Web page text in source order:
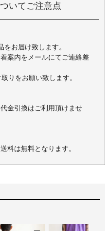
いてご注意点
お届け致します。
案内をメールにてご連絡差
りをお願い致します。
金引換はご利用頂けませ
料は無料となります。